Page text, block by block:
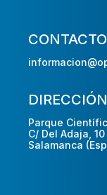
CONTACTO
DIRECCIÓN
Parque
C/ Del Adaja,
Salamanca